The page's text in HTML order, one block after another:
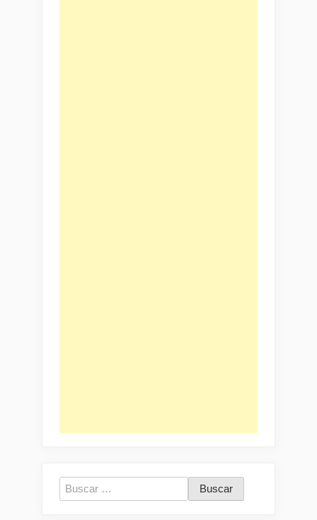
Buscar: